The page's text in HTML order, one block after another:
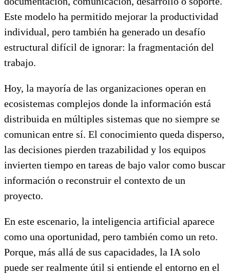
Este modelo ha permitido mejorar la productividad
individual, pero también ha generado un desafío
estructural difícil de ignorar: la fragmentación del
trabajo.
Hoy, la mayoría de las organizaciones operan en
ecosistemas complejos donde la información está
distribuida en múltiples sistemas que no siempre se
comunican entre sí. El conocimiento queda disperso,
las decisiones pierden trazabilidad y los equipos
invierten tiempo en tareas de bajo valor como buscar
información o reconstruir el contexto de un
proyecto.
En este escenario, la inteligencia artificial aparece
como una oportunidad, pero también como un reto.
Porque, más allá de sus capacidades, la IA solo
puede ser realmente útil si entiende el entorno en el